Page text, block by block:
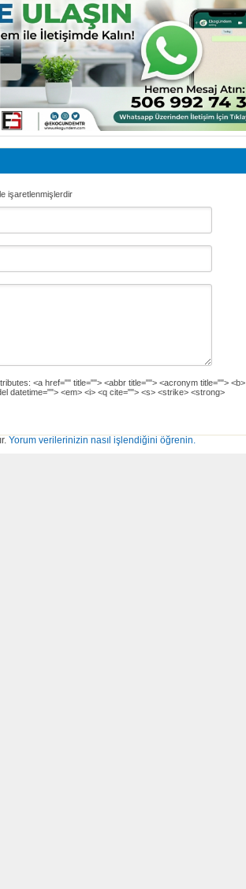
işaretlenmişlerdir
<a href="" title=""> <abbr title=""> <acronym title=""> <b>
datetime=""> <em> <i> <q cite=""> <s> <strike> <strong>
Yorum verilerinizin nasıl işlendiğini öğrenin.